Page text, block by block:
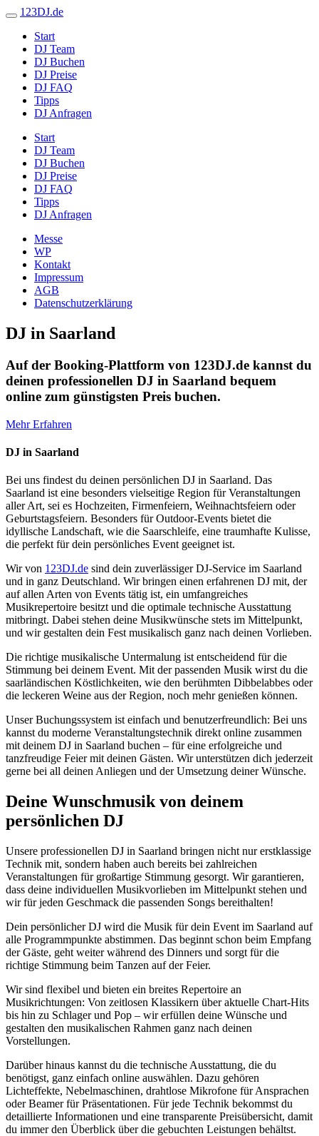
123DJ.de
Start
DJ Team
DJ Buchen
DJ Preise
DJ FAQ
Tipps
DJ Anfragen
Start
DJ Team
DJ Buchen
DJ Preise
DJ FAQ
Tipps
DJ Anfragen
Messe
WP
Kontakt
Impressum
AGB
Datenschutzerklärung
DJ in Saarland
Auf der Booking-Plattform von 123DJ.de kannst du
deinen professionellen DJ in Saarland bequem
online zum günstigsten Preis buchen.
Mehr Erfahren
DJ in Saarland
Bei uns findest du deinen persönlichen DJ in Saarland. Das
Saarland ist eine besonders vielseitige Region für Veranstaltungen
aller Art, sei es Hochzeiten, Firmenfeiern, Weihnachtsfeiern oder
Geburtstagsfeiern. Besonders für Outdoor-Events bietet die
idyllische Landschaft, wie die Saarschleife, eine traumhafte Kulisse,
die perfekt für dein persönliches Event geeignet ist.
Wir von 123DJ.de sind dein zuverlässiger DJ-Service im Saarland
und in ganz Deutschland. Wir bringen einen erfahrenen DJ mit, der
auf allen Arten von Events tätig ist, ein umfangreiches
Musikrepertoire besitzt und die optimale technische Ausstattung
mitbringt. Dabei stehen deine Musikwünsche stets im Mittelpunkt,
und wir gestalten dein Fest musikalisch ganz nach deinen Vorlieben.
Die richtige musikalische Untermalung ist entscheidend für die
Stimmung bei deinem Event. Mit der passenden Musik wirst du die
saarländischen Köstlichkeiten, wie den berühmten Dibbelabbes oder
die leckeren Weine aus der Region, noch mehr genießen können.
Unser Buchungssystem ist einfach und benutzerfreundlich: Bei uns
kannst du moderne Veranstaltungstechnik direkt online zusammen
mit deinem DJ in Saarland buchen – für eine erfolgreiche und
tanzfreudige Feier mit deinen Gästen. Wir unterstützen dich jederzeit
gerne bei all deinen Anliegen und der Umsetzung deiner Wünsche.
Deine Wunschmusik von deinem
persönlichen DJ
Unsere professionellen DJ in Saarland bringen nicht nur erstklassige
Technik mit, sondern haben auch bereits bei zahlreichen
Veranstaltungen für großartige Stimmung gesorgt. Wir garantieren,
dass deine individuellen Musikvorlieben im Mittelpunkt stehen und
wir für jeden Geschmack die passenden Songs bereithalten!
Dein persönlicher DJ wird die Musik für dein Event im Saarland auf
alle Programmpunkte abstimmen. Das beginnt schon beim Empfang
der Gäste, geht weiter während des Dinners und sorgt für die
richtige Stimmung beim Tanzen auf der Feier.
Wir sind flexibel und bieten ein breites Repertoire an
Musikrichtungen: Von zeitlosen Klassikern über aktuelle Chart-Hits
bis hin zu Schlager und Pop – wir erfüllen deine Wünsche und
gestalten den musikalischen Rahmen ganz nach deinen
Vorstellungen.
Darüber hinaus kannst du die technische Ausstattung, die du
benötigst, ganz einfach online auswählen. Dazu gehören
Lichteffekte, Nebelmaschinen, drahtlose Mikrofone für Ansprachen
oder Beamer für Präsentationen. Für jede Technik bekommst du
detaillierte Informationen und eine transparente Preisübersicht, damit
du immer den Überblick über die gebuchten Leistungen behältst.